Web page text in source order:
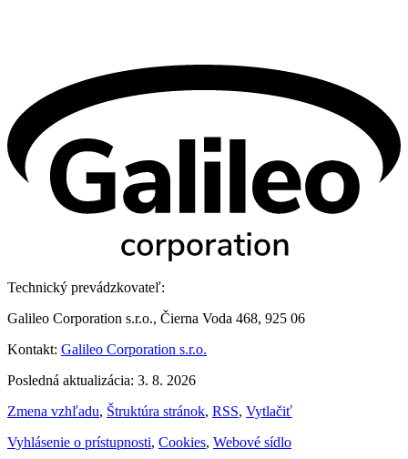
Technický prevádzkovateľ:
Galileo Corporation s.r.o., Čierna Voda 468, 925 06
Kontakt: Galileo Corporation s.r.o.
Posledná aktualizácia: 3. 8. 2026
Zmena vzhľadu, Štruktúra stránok, RSS, Vytlačiť
Vyhlásenie o prístupnosti, Cookies, Webové sídlo